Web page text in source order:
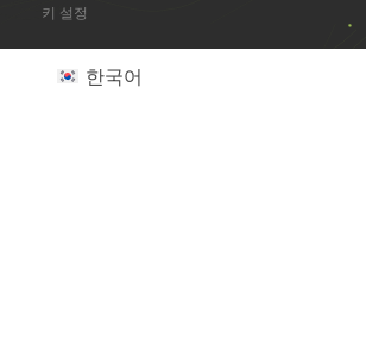
키 설정
한국어